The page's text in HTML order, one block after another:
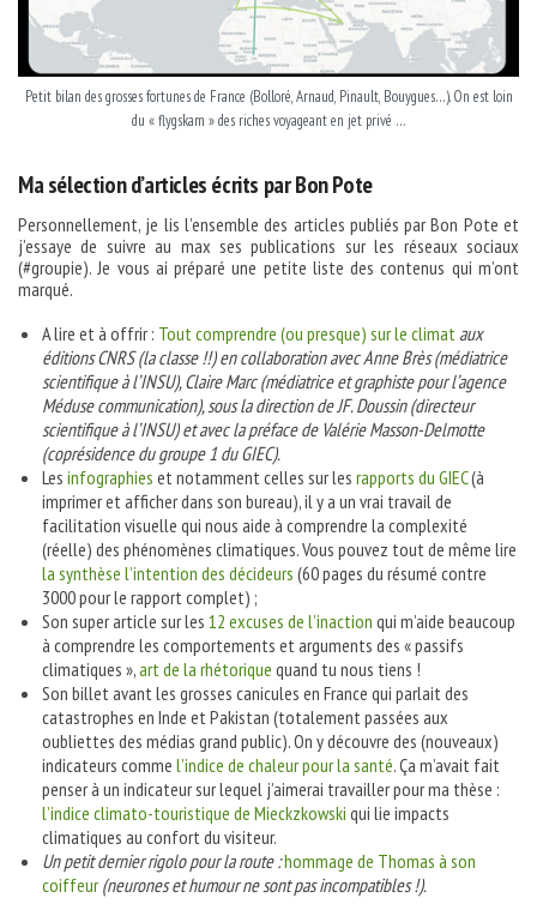
Petit bilan des grosses fortunes de France (Bolloré, Arnaud, Pinault, Bouygues…). On est loin
du « flygskam » des riches voyageant en jet privé …
Ma sélection d’articles écrits par Bon Pote
Personnellement, je lis l’ensemble des articles publiés par Bon Pote et
j’essaye de suivre au max ses publications sur les réseaux sociaux
(#groupie). Je vous ai préparé une petite liste des contenus qui m’ont
marqué.
A lire et à offrir : Tout comprendre (ou presque) sur le climat aux
éditions CNRS (la classe !!) en collaboration avec Anne Brès (médiatrice
scientifique à l’INSU), Claire Marc (médiatrice et graphiste pour l’agence
Méduse communication), sous la direction de JF. Doussin (directeur
scientifique à l’INSU) et avec la préface de Valérie Masson-Delmotte
(coprésidence du groupe 1 du GIEC).
Les infographies et notamment celles sur les rapports du GIEC(à
imprimer et afficher dans son bureau), il y a un vrai travail de
facilitation visuelle qui nous aide à comprendre la complexité
(réelle) des phénomènes climatiques. Vous pouvez tout de même lire
la synthèse l’intention des décideurs (60 pages du résumé contre
3000 pour le rapport complet) ;
Son super article sur les 12 excuses de l’inaction qui m’aide beaucoup
à comprendre les comportements et arguments des « passifs
climatiques »,art de la rhétorique quand tu nous tiens !
Son billet avant les grosses canicules en France qui parlait des
catastrophes en Inde et Pakistan (totalement passées aux
oubliettes des médias grand public). On y découvre des (nouveaux)
indicateurs comme l’indice de chaleur pour la santé. Ça m’avait fait
penser à un indicateur sur lequel j’aimerai travailler pour ma thèse :
l’indice climato-touristique de Mieckzkowski qui lie impacts
climatiques au confort du visiteur.
Un petit dernier rigolo pour la route :hommage de Thomas à son
coiffeur(neurones et humour ne sont pas incompatibles !).